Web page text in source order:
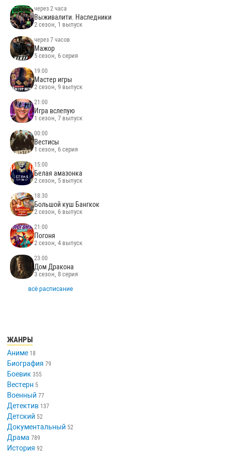
через 2 часа
Выживалити. Наследники
2 сезон, 1 выпуск
через 7 часов
Мажор
5 сезон, 6 серия
19:00
Мастер игры
2 сезон, 9 выпуск
21:00
Игра вслепую
1 сезон, 7 выпуск
00:00
Вестисы
1 сезон, 6 серия
15:00
Белая амазонка
2 сезон, 5 выпуск
18:30
Большой куш Бангкок
2 сезон, 6 выпуск
21:00
Погоня
2 сезон, 4 выпуск
23:00
Дом Дракона
3 сезон, 8 серия
всё расписание
ЖАНРЫ
Аниме 18
Биография 79
Боевик 355
Вестерн 5
Военный 77
Детектив 137
Детский 52
Документальный 52
Драма 789
История 92